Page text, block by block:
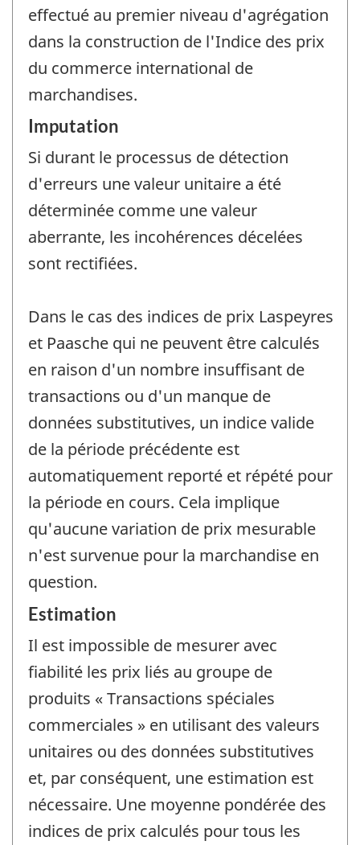
effectué au premier niveau d'agrégation
dans la construction de l'Indice des prix
du commerce international de
marchandises.
Imputation
Si durant le processus de détection
d'erreurs une valeur unitaire a été
déterminée comme une valeur
aberrante, les incohérences décelées
sont rectifiées.
Dans le cas des indices de prix Laspeyres
et Paasche qui ne peuvent être calculés
en raison d'un nombre insuffisant de
transactions ou d'un manque de
données substitutives, un indice valide
de la période précédente est
automatiquement reporté et répété pour
la période en cours. Cela implique
qu'aucune variation de prix mesurable
n'est survenue pour la marchandise en
question.
Estimation
Il est impossible de mesurer avec
fiabilité les prix liés au groupe de
produits « Transactions spéciales
commerciales » en utilisant des valeurs
unitaires ou des données substitutives
et, par conséquent, une estimation est
nécessaire. Une moyenne pondérée des
indices de prix calculés pour tous les